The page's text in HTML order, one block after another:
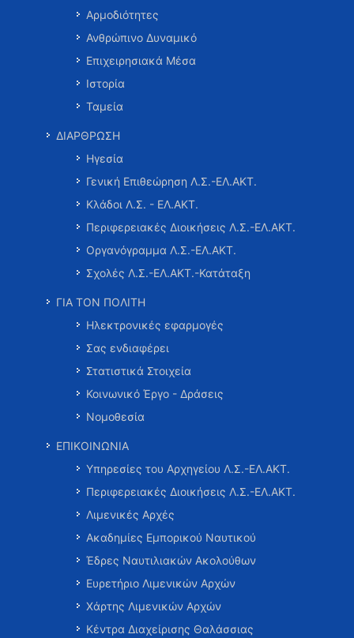
Αρμοδιότητες
Ανθρώπινο Δυναμικό
Επιχειρησιακά Μέσα
Ιστορία
Ταμεία
ΔΙΑΡΘΡΩΣΗ
Ηγεσία
Γενική Επιθεώρηση Λ.Σ.-ΕΛ.ΑΚΤ.
Κλάδοι Λ.Σ. - ΕΛ.ΑΚΤ.
Περιφερειακές Διοικήσεις Λ.Σ.-ΕΛ.ΑΚΤ.
Οργανόγραμμα Λ.Σ.-ΕΛ.ΑΚΤ.
Σχολές Λ.Σ.-ΕΛ.ΑΚΤ.-Κατάταξη
ΓΙΑ ΤΟΝ ΠΟΛΙΤΗ
Ηλεκτρονικές εφαρμογές
Σας ενδιαφέρει
Στατιστικά Στοιχεία
Κοινωνικό Έργο - Δράσεις
Νομοθεσία
ΕΠΙΚΟΙΝΩΝΙΑ
Υπηρεσίες του Αρχηγείου Λ.Σ.-ΕΛ.ΑΚΤ.
Περιφερειακές Διοικήσεις Λ.Σ.-ΕΛ.ΑΚΤ.
Λιμενικές Αρχές
Ακαδημίες Εμπορικού Ναυτικού
Έδρες Ναυτιλιακών Ακολούθων
Ευρετήριο Λιμενικών Αρχών
Χάρτης Λιμενικών Αρχών
Κέντρα Διαχείρισης Θαλάσσιας